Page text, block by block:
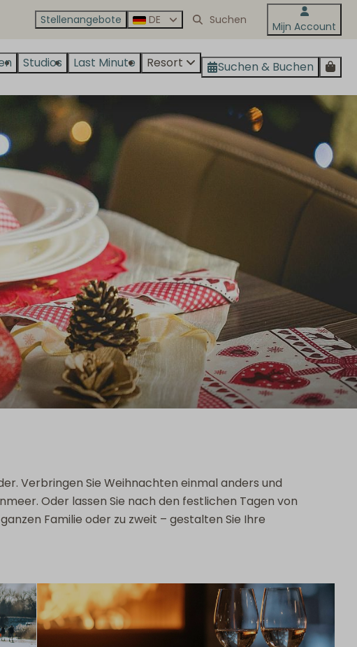
Stellenangebote DE Mijn Account
Studios Last Minute Resort Suchen & Buchen
Verbringen Sie Weihnachten einmal anders und
Oder lassen Sie nach den festlichen Tagen von
Familie oder zu zweit – gestalten Sie Ihre